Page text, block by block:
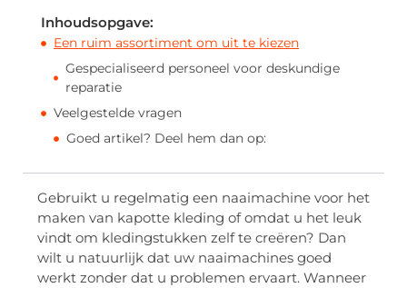
Inhoudsopgave:
Een ruim assortiment om uit te kiezen
Gespecialiseerd personeel voor deskundige
reparatie
Veelgestelde vragen
Goed artikel? Deel hem dan op:
Gebruikt u regelmatig een naaimachine voor het
maken van kapotte kleding of omdat u het leuk
vindt om kledingstukken zelf te creëren? Dan
wilt u natuurlijk dat uw naaimachines goed
werkt zonder dat u problemen ervaart. Wanneer